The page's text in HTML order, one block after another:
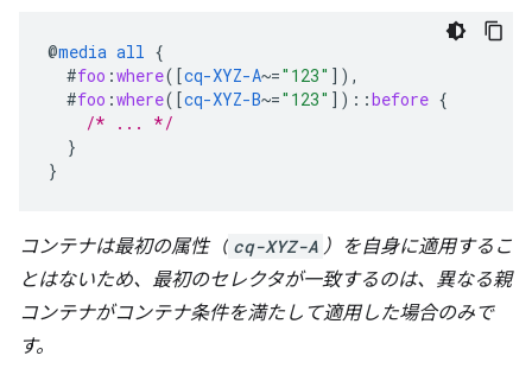
@media all {
#foo :where([cq-XYZ-A~="123" ]),
#foo :where([cq-XYZ-B~="123" ]) ::before {
/* ... */
}
}
コンテナは最初の属性（ cq-XYZ-A ）を自身に適用するこ
とはないため、最初のセレクタが一致するのは、 異なる親
コンテナがコンテナ条件を満たして適用した場合のみで
す。